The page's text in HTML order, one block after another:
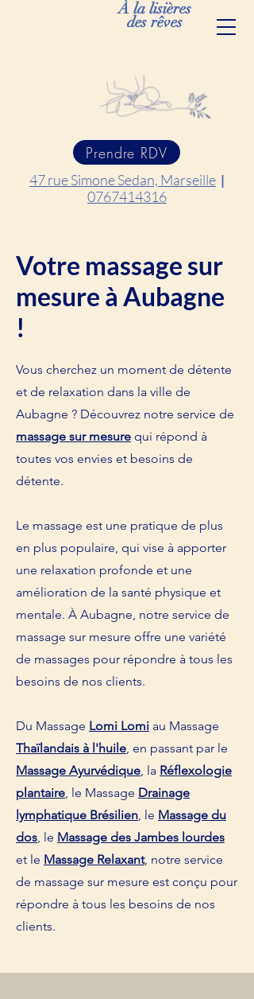
Prendre RDV
47 rue Simone Sedan, Marseille |
0767414316
À la lisières
des rêves
Votre massage sur
mesure à Aubagne
!
Vous cherchez un moment de détente
et de relaxation dans la ville de
Aubagne ? Découvrez notre service de
massage sur mesure qui répond à
toutes vos envies et besoins de
détente.
Le massage est une pratique de plus
en plus populaire, qui vise à apporter
une relaxation profonde et une
amélioration de la santé physique et
mentale. À Aubagne, notre service de
massage sur mesure offre une variété
de massages pour répondre à tous les
besoins de nos clients.
Du Massage Lomi Lomi au Massage
Thaïlandais à l'huile, en passant par le
Massage Ayurvédique, la Réflexologie
plantaire, le Massage Drainage
lymphatique Brésilien, le Massage du
dos, le Massage des Jambes lourdes
et le Massage Relaxant, notre service
de massage sur mesure est conçu pour
répondre à tous les besoins de nos
clients.